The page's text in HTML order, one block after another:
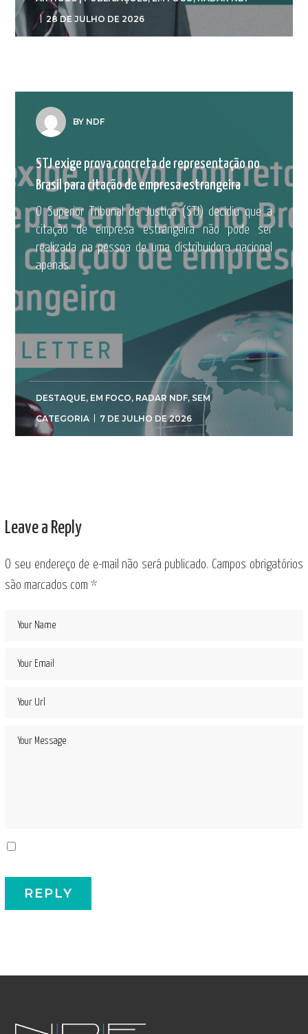
28 DE JULHO DE 2026
BY NDF
STJ exige prova concreta de representação no
Brasil para citação de empresa estrangeira
O Superior Tribunal de Justiça (STJ) decidiu que a
citação de empresa estrangeira não pode ser
realizada na pessoa de uma distribuidora nacional
apenas...
DESTAQUE, EM FOCO, RADAR NDF, SEM
CATEGORIA
7 DE JULHO DE 2026
Leave a Reply
O seu endereço de e-mail não será publicado. Campos obrigatórios
são marcados com*